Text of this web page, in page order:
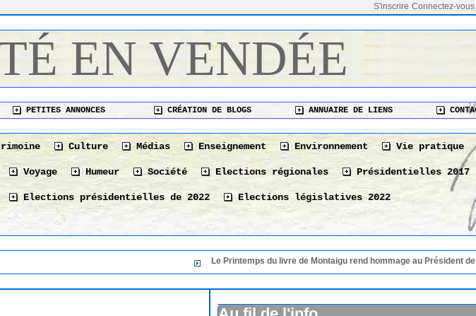
Connectez-vous
S'inscrire
EN VENDÉE
PETITES ANNONCES CRÉATION DE BLOGS ANNUAIRE DE LIENS
Culture Médias Enseignement Environnement Vie pratique
Voyage Humeur Société Elections régionales Présidentielles 2017
Elections présidentielles de 2022 Elections législatives 2022
Le Printemps du livre de Montaigu rend hommage au Président de sa 36 éme
Le Printemps du livre de Montaigu rend hommage
Le 10 août à La Tranche-sur-Mer « Les bonnes